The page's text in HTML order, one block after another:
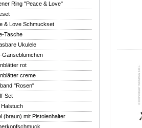
Ring "Peace & Love"
& Love Schmuckset
Tasche
Ukulele
Gänseblümchen
rot
creme
"Rosen"
Set
(braun) mit Pistolenhalter